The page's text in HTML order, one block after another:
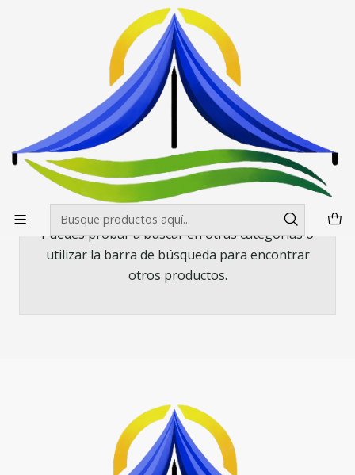
Envíos gratis desde $500.000 en Santiago
Mesas, manteles y sillas Manteles
Pack de manteles Spandex 70x70 (4 unidades)
Pack de manteles Spandex 70x70 (4
unidades)
Todavía no hay productos disponibles aquí
Puedes probar a buscar en otras categorías o
utilizar la barra de búsqueda para encontrar
otros productos.